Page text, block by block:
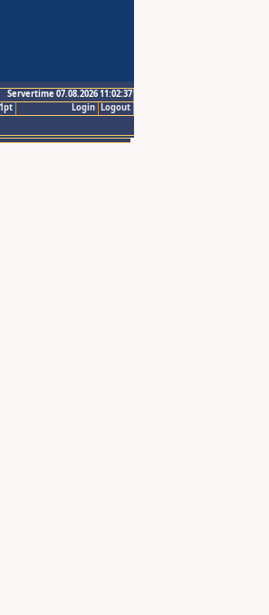
Servertime 07.08.2026 11:02:37
Logout
Login